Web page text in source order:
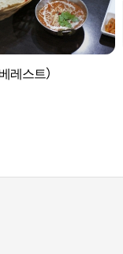
레스트）